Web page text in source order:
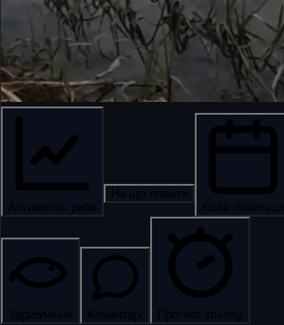
Активність риби
На що ловити
Коли ловиться
Зариблення Коментарі Прогноз кльову